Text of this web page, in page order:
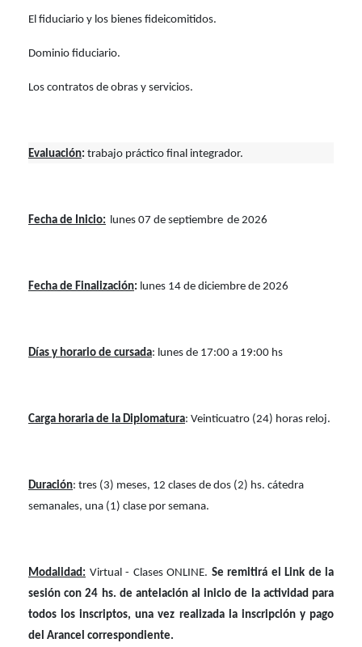
El fiduciario y los bienes fideicomitidos.
Dominio fiduciario.
Los contratos de obras y servicios.
Evaluación: trabajo práctico final integrador.
Fecha de Inicio: unes 07 de septiembre de 2026
Fecha de Finalización: unes 14 de diciembre de 2026
Días y horario de cursada: lunes de 17:00 a 19:00 hs
Carga horaria de la Diplomatura: Veinticuatro (24) horas reloj.
Duración: tres (3) meses, 12 clases de dos (2) hs. cátedra
semanales, una (1) clase por semana.
Modalidad: Virtual - Clases ONLINE. Se remitirá el Link de la
sesión con 24 hs. de antelación al inicio de la actividad para
todos los inscriptos, una vez realizada la inscripción y pago
del Arancel correspondiente.